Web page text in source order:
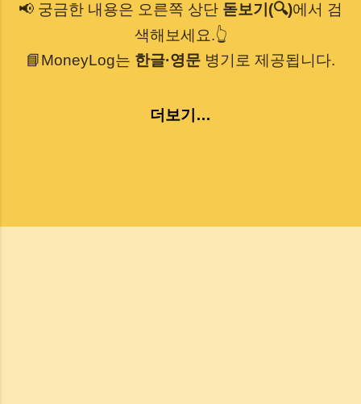
📢 궁금한 내용은 오른쪽 상단 돋보기(🔍)에서 검
색해보세요.👆
📘MoneyLog는 한글·영문 병기로 제공됩니다.
더보기…